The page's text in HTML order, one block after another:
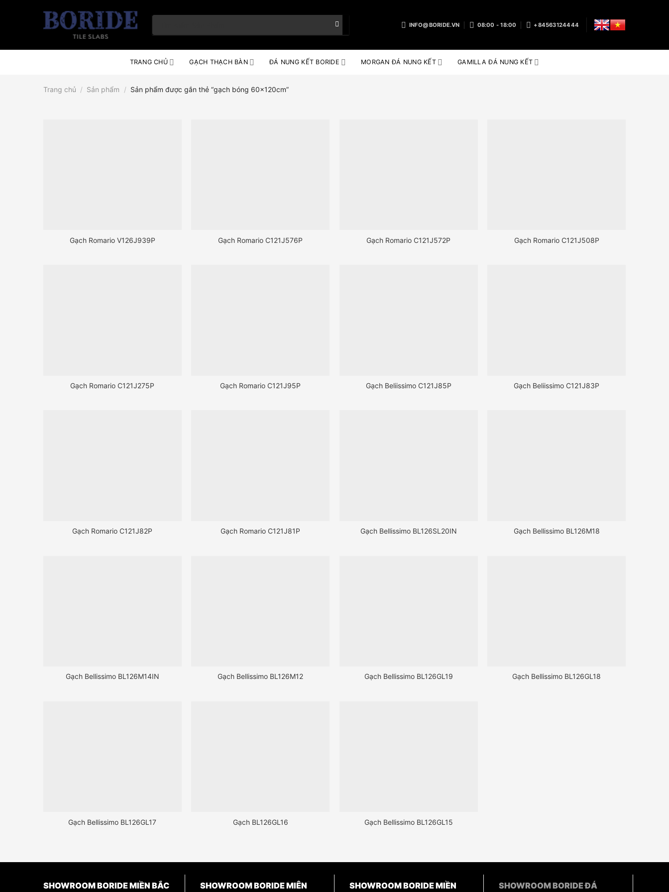
INFO@BORIDE.VN 08:00 - 18:00 +84563124444
TRANG CHỦ GẠCH THẠCH BÀN ĐÁ NUNG KẾT BORIDE MORGAN ĐÁ NUNG KẾT GAMILLA ĐÁ NUNG KẾT
Trang chủ / Sản phẩm / Sản phẩm được gắn thẻ “gạch bóng 60x120cm”
Gạch Romario V126J939P Gạch Romario C121J576P Gạch Romario C121J572P Gạch Romario C121J508P
Gạch Romario C121J275P Gạch Romario C121J95P Gạch Beliissimo C121J85P Gạch Beliissimo C121J83P
Gạch Romario C121J82P Gạch Romario C121J81P Gạch Bellissimo BL126SL20IN Gạch Bellissimo BL126M18
Gạch Bellissimo BL126M14IN Gạch Bellissimo BL126M12 Gạch Bellissimo BL126GL19 Gạch Bellissimo BL126GL18
Gạch Bellissimo BL126GL17 Gạch BL126GL16 Gạch Bellissimo BL126GL15
SHOWROOM BORIDE MIỀN BẮC SHOWROOM BORIDE MIÊN SHOWROOM BORIDE MIỀN SHOWROOM BORIDE ĐÁ